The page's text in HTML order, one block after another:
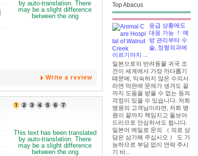
Write a review
Top Abacus
응급 상황에도
대응 가능 ！ 예
방 관리부터 수
술, 정형외과에
이르기까지 ...
일본으로의 반려동물 귀국 조
건이 세계에서 가장 까다롭기
때문에, 익숙하지 않은 수의사
라면 막판에 문제가 생겨도 끝
까지 도움을 받을 수 없는 등의
걱정이 있을 수 있습니다. 저희
병원의 고객님이라면, 저희 병
원이 끝까지 책임지고 돌보아
드리므로 안심하셔도 됩니다.
일본어 메일로 문의 （ 의료 상
담은 삼가해 주십시오 ） 도 가
능하므로 부담 없이 연락 주시
기 바...